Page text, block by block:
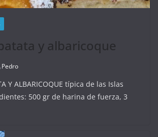
y albaricoque
Pedro
Y ALBARICOQUE típica de las Islas
500 gr de harina de fuerza, 3